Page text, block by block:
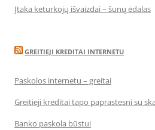
Įtaka keturkojų išvaizdai – šunų ėdalas
GREITIEJI KREDITAI INTERNETU
Paskolos internetu – greitai
Greitieji kreditai tapo paprastesni su
Banko paskola būstui